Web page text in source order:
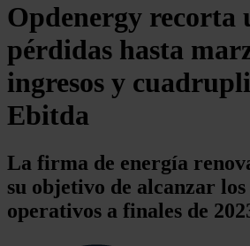
Opdenergy recorta
pérdidas hasta
ingresos y
Ebitda
La firma de energía
su objetivo de alcanzar
operativos a finales de